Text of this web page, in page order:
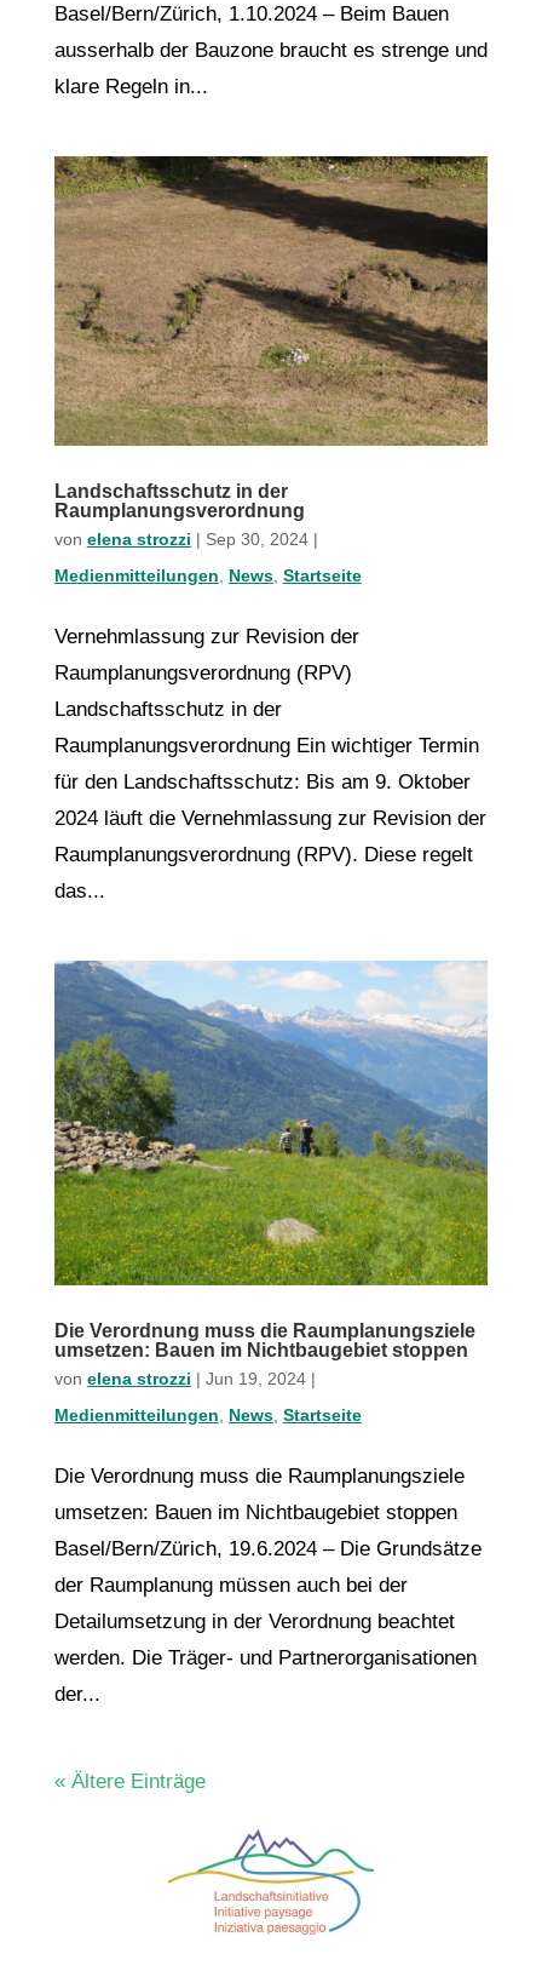
Basel/Bern/Zürich, 1.10.2024 – Beim Bauen
ausserhalb der Bauzone braucht es strenge und
klare Regeln in...
Landschaftsschutz in der
Raumplanungsverordnung
von elena strozzi | Sep 30, 2024|
Medienmitteilungen
News, Startseite
Vernehmlassung zur Revision der
Raumplanungsverordnung (RPV)
Landschaftsschutz in der
Raumplanungsverordnung Ein wichtiger Termin
für den Landschaftsschutz: Bis am 9. Oktober
2024 läuft die Vernehmlassung zur Revision der
Raumplanungsverordnung (RPV). Diese regelt
das...
Die Verordnung muss die Raumplanungsziele
umsetzen: Bauen im Nichtbaugebiet stoppen
von elena strozzi | Jun 19, 2024|
Medienmitteilungen, News, Startseite
Die Verordnung muss die Raumplanungsziele
umsetzen: Bauen im Nichtbaugebiet stoppen
Basel/Bern/Zürich, 19.6.2024 – Die Grundsätze
der Raumplanung müssen auch bei der
Detailumsetzung in der Verordnung beachtet
werden. Die Träger- und Partnerorganisationen
der...
« Ältere Einträge